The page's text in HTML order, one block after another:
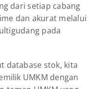
dari setiap cabang
dan akurat melalui
pada
database stok, kita
UMKM dengan